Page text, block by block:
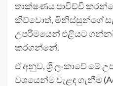
තාක්ෂණය පාවිච්චි
කිව්වොත්, මිනිස්සුන්ගේ
උපරිමයෙන් එළියට
කරගන්නේ.
ඒ අනුව, ශ්‍රී ලංකාවේ මේ
වශයෙන්ම වැළඳ ගැනීම